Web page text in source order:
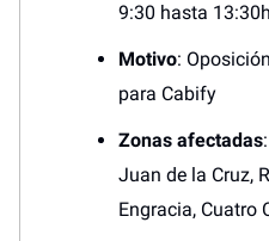
9:30 hasta
Motivo:
para Cabify
Zonas afectadas
Juan de la Cruz,
Engracia, Cuatro